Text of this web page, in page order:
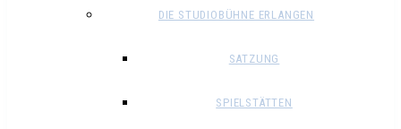
DIE STUDIOBÜHNE ERLANGEN
SATZUNG
SPIELSTÄTTEN